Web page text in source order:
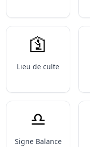
🛐
Lieu de culte
♎️
Signe Balance